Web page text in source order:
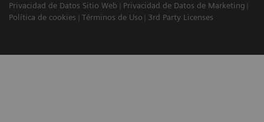
Privacidad de Datos Sitio Web
Privacidad de Datos de Marketing
Política de cookies
Términos de Uso 3rd Party Licenses